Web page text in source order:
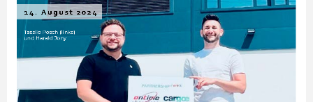
14. August 2024
Tassilo Posch (links)
und Harald Jony